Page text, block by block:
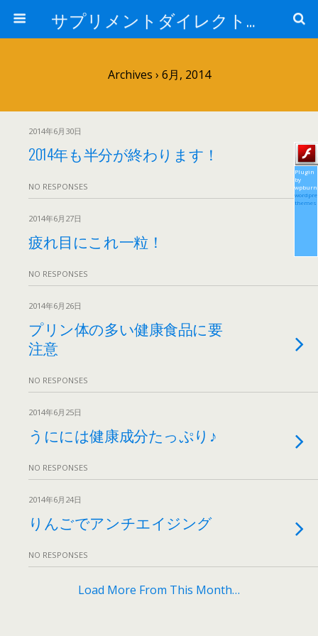
サプリメントダイレクトブログ
Archives › 6月, 2014
2014年6月30日
2014年も半分が終わります！
NO RESPONSES
2014年6月27日
疲れ目にこれ一粒！
NO RESPONSES
2014年6月26日
プリン体の多い健康食品に要
注意
NO RESPONSES
2014年6月25日
うにには健康成分たっぷり♪
NO RESPONSES
2014年6月24日
りんごでアンチエイジング
NO RESPONSES
Load More From This Month…
Plugin
by
themes